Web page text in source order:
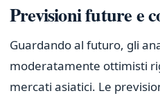
Previsioni future e
Guardando al futuro, gli
moderatamente ottimisti
mercati asiatici. Le